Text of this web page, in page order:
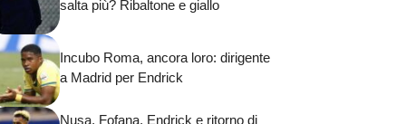
salta più? Ribaltone e giallo
Incubo Roma, ancora loro: dirigente
a Madrid per Endrick
Nusa, Fofana, Endrick e ritorno di